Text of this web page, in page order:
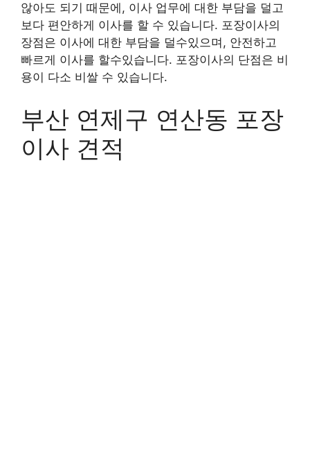
않아도 되기 때문에, 이사 업무에 대한 부담을 덜고
보다 편안하게 이사를 할 수 있습니다. 포장이사의
장점은 이사에 대한 부담을 덜수있으며, 안전하고
빠르게 이사를 할수있습니다. 포장이사의 단점은 비
용이 다소 비쌀 수 있습니다.
부산 연제구 연산동 포장
이사 견적